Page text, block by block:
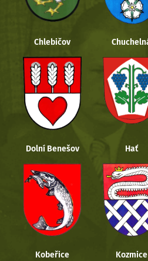
Chlebičov
Dolní Benešov Hať
Kobeřice Kozmice